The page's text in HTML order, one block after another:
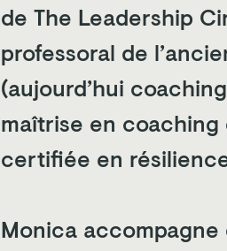
de The Leadership
professoral de
(aujourd’hui
maîtrise en coaching
certifiée en
Monica